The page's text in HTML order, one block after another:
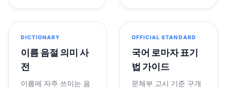
DICTIONARY
이름 음절 의미 사
전
이름에 자주 쓰이는 음
OFFICIAL STANDARD
국어 로마자 표기
법 가이드
문체부 고시 기준 구개